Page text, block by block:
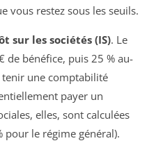
vous restez sous les seuils.
sur les sociétés (IS). Le
de bénéfice, puis 25 % au-
tenir une comptabilité
payer un
elles, sont calculées
pour le régime général).